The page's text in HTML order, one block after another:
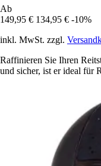
Ab
149,95 € 134,95 € -10%
inkl. MwSt. zzgl.
Raffinieren Sie Ihren
und sicher, ist er ideal für